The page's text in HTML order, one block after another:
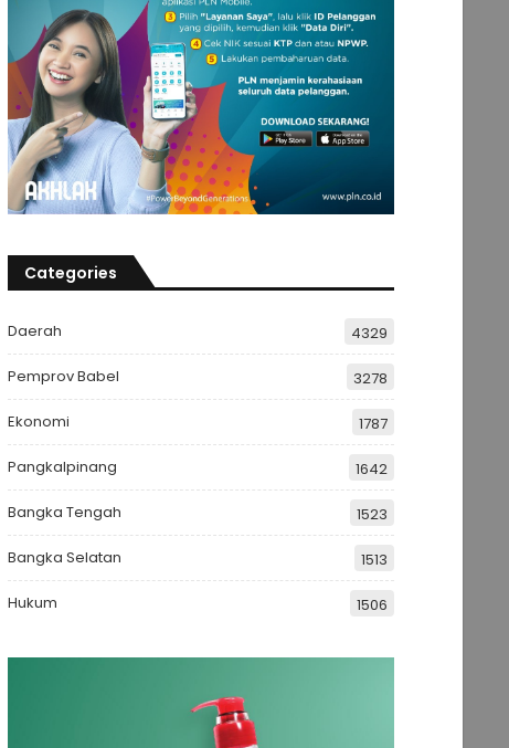
Categories
Daerah 4329
Pemprov Babel 3278
Ekonomi 1787
Pangkalpinang 1642
Bangka Tengah 1523
Bangka Selatan 1513
Hukum 1506